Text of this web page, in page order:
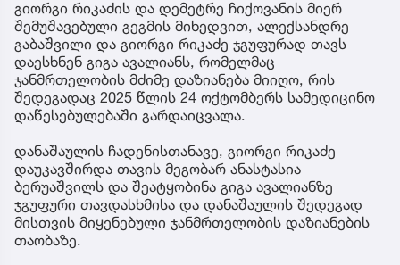
გიორგი რიკაძის და დემეტრე ჩიქოვანის მიერ
შემუშავებული გეგმის მიხედვით, ალექსანდრე
გაბაშვილი და გიორგი რიკაძე ჯგუფურად თავს
დაესხნენ გიგა ავალიანს, რომელმაც
ჯანმრთელობის მძიმე დაზიანება მიიღო, რის
შედეგადაც 2025 წლის 24 ოქტომბერს სამედიცინო
დაწესებულებაში გარდაიცვალა.
დანაშაულის ჩადენისთანავე, გიორგი რიკაძე
დაუკავშირდა თავის მეგობარ ანასტასია
ბერუაშვილს და შეატყობინა გიგა ავალიანზე
ჯგუფური თავდასხმისა და დანაშაულის შედეგად
მისთვის მიყენებული ჯანმრთელობის დაზიანების
თაობაზე.